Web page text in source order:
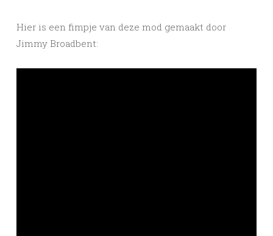
Hier is een fimpje van deze mod gemaakt door
Jimmy Broadbent: